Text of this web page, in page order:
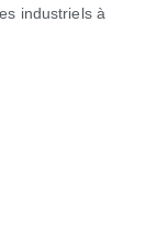
industriels à